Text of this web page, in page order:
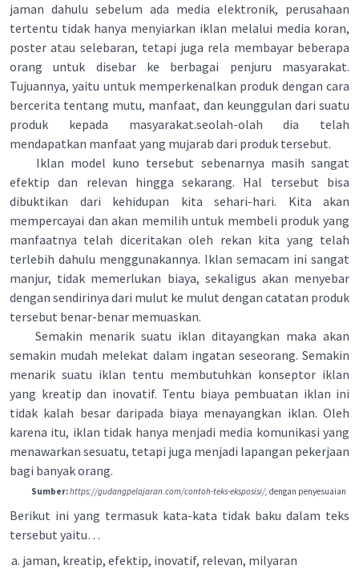
jaman dahulu sebelum ada media elektronik, perusahaan
tertentu tidak hanya menyiarkan iklan melalui media koran,
poster atau selebaran, tetapi juga rela membayar beberapa
orang untuk disebar ke berbagai penjuru masyarakat.
Tujuannya, yaitu untuk memperkenalkan produk dengan cara
bercerita tentang mutu, manfaat, dan keunggulan dari suatu
produk kepada masyarakat.seolah-olah dia telah
mendapatkan manfaat yang mujarab dari produk tersebut.
Iklan model kuno tersebut sebenarnya masih sangat
efektip dan relevan hingga sekarang. Hal tersebut bisa
dibuktikan dari kehidupan kita sehari-hari. Kita akan
mempercayai dan akan memilih untuk membeli produk yang
manfaatnya telah diceritakan oleh rekan kita yang telah
terlebih dahulu menggunakannya. Iklan semacam ini sangat
manjur, tidak memerlukan biaya, sekaligus akan menyebar
dengan sendirinya dari mulut ke mulut dengan catatan produk
tersebut benar-benar memuaskan.
Semakin menarik suatu iklan ditayangkan maka akan
semakin mudah melekat dalam ingatan seseorang. Semakin
menarik suatu iklan tentu membutuhkan konseptor iklan
yang kreatip dan inovatif. Tentu biaya pembuatan iklan ini
tidak kalah besar daripada biaya menayangkan iklan. Oleh
karena itu, iklan tidak hanya menjadi media komunikasi yang
menawarkan sesuatu, tetapi juga menjadi lapangan pekerjaan
bagi banyak orang.
Sumber:https://gudangpelajaran.com/contoh-teks-eksposisi/, dengan penyesuaian
Berikut ini yang termasuk kata-kata tidak baku dalam teks
tersebut yaitu…
jaman, kreatip, efektip, inovatif, relevan, milyaran